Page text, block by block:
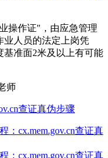
操作证"，由应急管理
业人员的法定上岗凭
准面2米及以上有可能
师
查证真伪步骤